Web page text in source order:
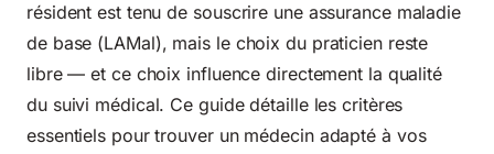
résident est tenu de souscrire une assurance maladie
de base (LAMal), mais le choix du praticien reste
libre — et ce choix influence directement la qualité
du suivi médical. Ce guide détaille les critères
essentiels pour trouver un médecin adapté à vos